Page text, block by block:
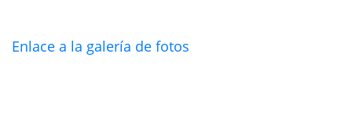
Enlace a la galería de fotos